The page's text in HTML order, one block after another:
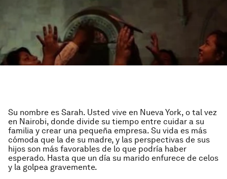
Su nombre es Sarah. Usted vive en Nueva York, o tal vez
en Nairobi, donde divide su tiempo entre cuidar a su
familia y crear una pequeña empresa. Su vida es más
cómoda que la de su madre, y las perspectivas de sus
hijos son más favorables de lo que podría haber
esperado. Hasta que un día su marido enfurece de celos
y la golpea gravemente.